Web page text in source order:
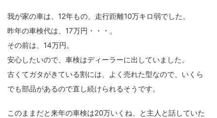
我が家の車は、12年もの、走行距離10万キロ弱でした。
昨年の車検代は、17万円・・・。
その前は、14万円。
安心したいので、車検はディーラーに出していました。
古くてガタがきている割には、よく売れた型なので、いくら
でも部品があるので直し続けられるそうです。
このままだと来年の車検は20万いくね、と主人と話していた